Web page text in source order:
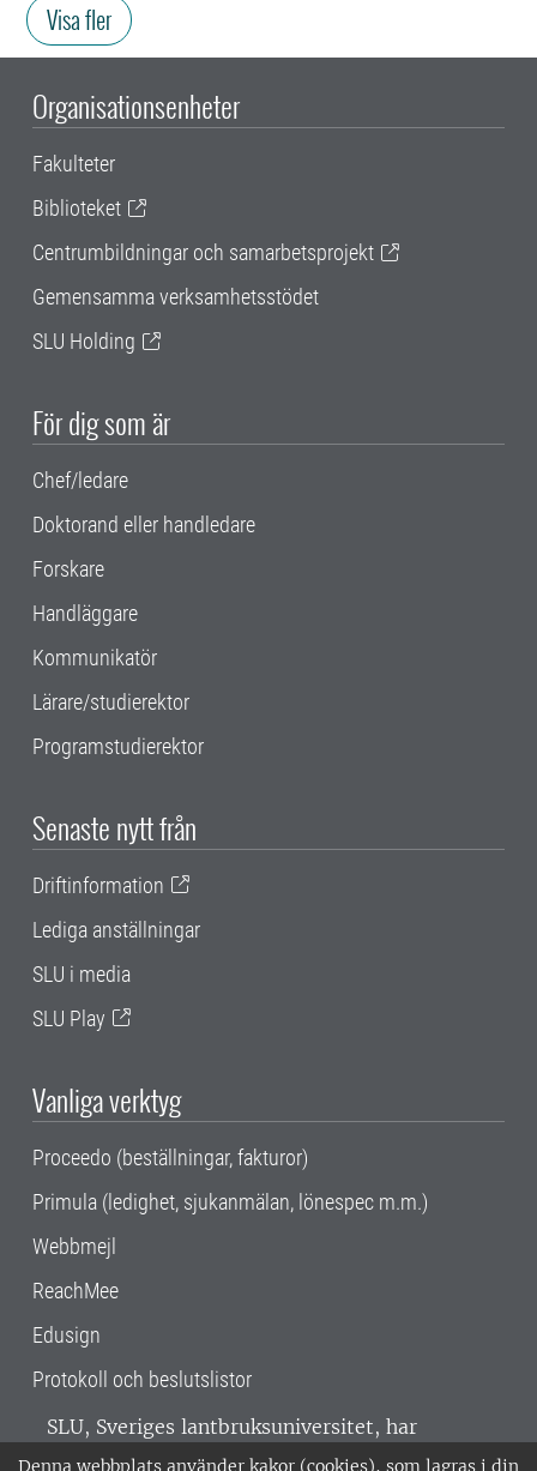
Denna webbplats använder kakor (cookies), som lagras i din
Visa fler
Organisationsenheter
Fakulteter
Biblioteket
Centrumbildningar och samarbetsprojekt
Gemensamma verksamhetsstödet
SLU Holding
För dig som är
Chef/ledare
Doktorand eller handledare
Forskare
Handläggare
Kommunikatör
Lärare/studierektor
Programstudierektor
Senaste nytt från
Driftinformation
Lediga anställningar
SLU i media
SLU Play
Vanliga verktyg
Proceedo (beställningar, fakturor)
Primula (ledighet, sjukanmälan, lönespec m.m.)
Webbmejl
ReachMee
Edusign
Protokoll och beslutslistor
SLU, Sveriges lantbruksuniversitet, har
verksamhet över hela Sverige. Huvudorter är